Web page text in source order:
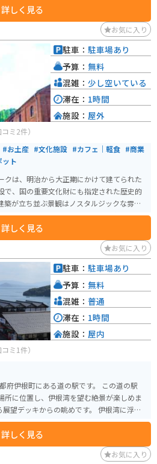
望室へ上がれます。晴天時はもちろん、夕
「妙高カレー」などの限定メニューも楽し
ち寄りたいスポットです。
詳しく見る
お気に入り
コミ2件）
#お土産 #文化施設 #カフェ｜軽食 #商業
ット
クは、明治から大正期にかけて建てられた
で、国の重要文化財にも指定された歴史的
築が立ち並ぶ景観はノスタルジックな雰囲
地としても知られています。施設内にはカ
あり、ゆったりとした時間を過ごしながら
光の拠点としても充実しています。港町
、散策するだけでも楽しめます。バイク
されており、最大料金設定もあるため安心
ングの途中に、歴史と風景を味わえる休
詳しく見る
駐車： 駐車場あり
予算： 無料
混雑： 少し空いている
滞在： 1時間
施設： 屋外
お気に入り
コミ1件）
町にある道の駅です。 この道の駅
所に位置し、伊根湾を望む絶景が楽しめま
望デッキからの眺めです。 伊根湾に浮か
。 また、道の駅内には、地
を販売する物産館や、伊根湾の景色を眺め
あります。 周辺には、舟屋の中を見学でき
伊根の魅力を満喫できます。 バイクで
詳しく見る
駐車： 駐車場あり
予算： 無料
混雑： 普通
滞在： 1時間
施設： 屋内
お気に入り